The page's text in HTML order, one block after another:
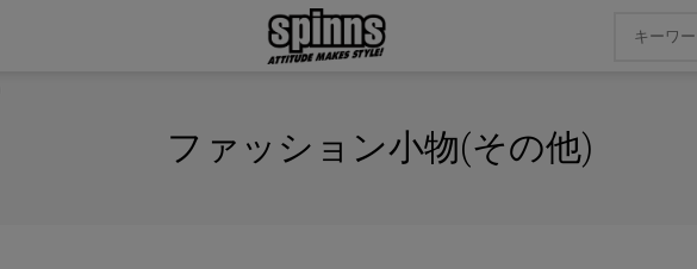
ファッション小物(その他)